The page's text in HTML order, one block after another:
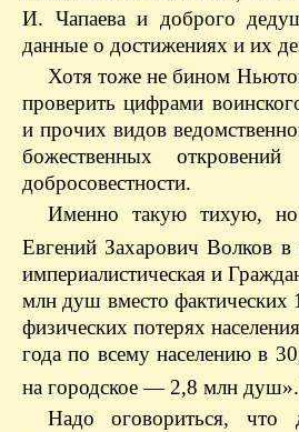
И. Чапаева и доброго
данные о достижениях и их
Хотя тоже не бином
проверить цифрами
и прочих видов
божественных
добросовестности.
Именно такую тихую, но
Евгений Захарович Волков
империалистическая и
млн душ вместо фактических
физических потерях
года по всему населению в
на городское — 2,8 млн душ».
Надо оговориться, что